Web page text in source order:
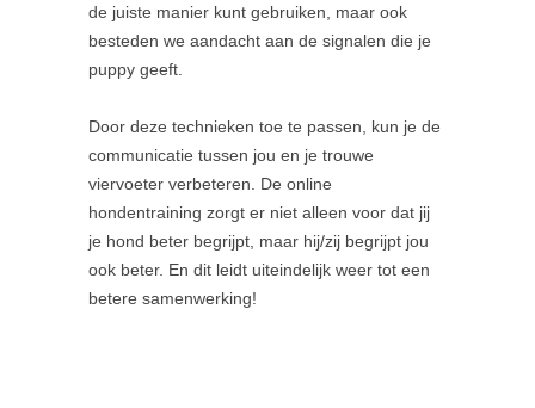
de juiste manier kunt gebruiken, maar ook
besteden we aandacht aan de signalen die je
puppy geeft.
Door deze technieken toe te passen, kun je de
communicatie tussen jou en je trouwe
viervoeter verbeteren. De online
hondentraining zorgt er niet alleen voor dat jij
je hond beter begrijpt, maar hij/zij begrijpt jou
ook beter. En dit leidt uiteindelijk weer tot een
betere samenwerking!